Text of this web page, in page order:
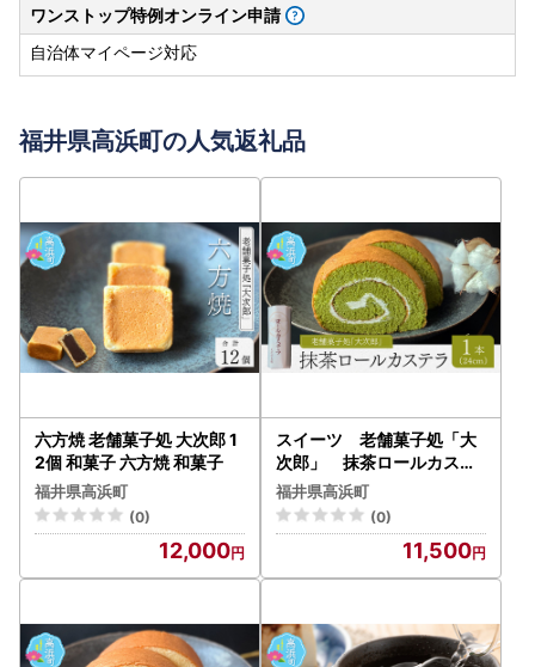
ワンストップ特例オンライン申請
自治体マイページ対応
福井県高浜町の人気返礼品
六方焼 老舗菓子処 大次郎 1
2個 和菓子 六方焼 和菓子
福井県高浜町
(0)
12,000
スイーツ 老舗菓子処「大
次郎」 抹茶ロールカステ
ラ バタークリーム 抹茶
ロールカステラ ギフト
福井県高浜町
(0)
11,500